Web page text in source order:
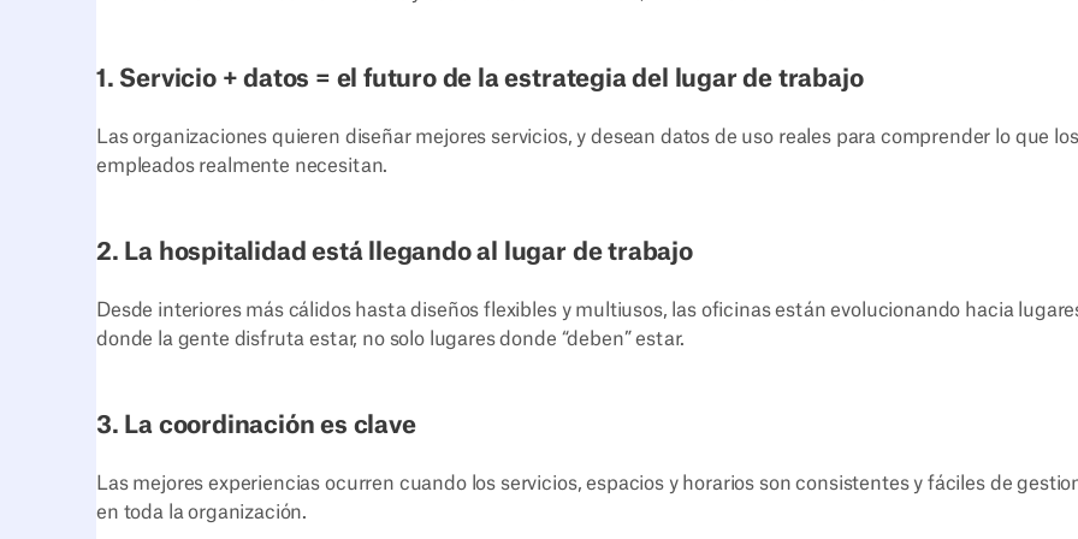
1. Servicio + datos = el futuro de la estrategia del lugar de trabajo
Las organizaciones quieren diseñar mejores servicios, y desean datos de uso reales para comprender lo que los
empleados realmente necesitan.
2. La hospitalidad está llegando al lugar de trabajo
Desde interiores más cálidos hasta diseños flexibles y multiusos, las oficinas están evolucionando hacia
donde la gente disfruta estar, no solo lugares donde “deben” estar.
3. La coordinación es clave
Las mejores experiencias ocurren cuando los servicios, espacios y horarios son consistentes y fáciles de
en toda la organización.